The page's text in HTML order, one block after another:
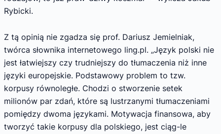
Rybicki.
Z tą opinią nie zgadza się prof. Dariusz Jemielniak,
twórca słownika internetowego ling.pl. „Język polski nie
jest łatwiejszy czy trudniejszy do tłumaczenia niż inne
języki europejskie. Podstawowy problem to tzw.
korpusy równoległe. Chodzi o stworzenie setek
milionów par zdań, które są lustrzanymi tłumaczeniami
pomiędzy dwoma językami. Motywacja finansowa, aby
tworzyć takie korpusy dla polskiego, jest ciąg-le